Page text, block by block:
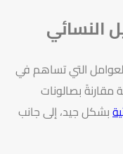
النسائي
العوامل التي تساهم في
مقارنةً بصالونات
بشكل جيد، إلى جانب